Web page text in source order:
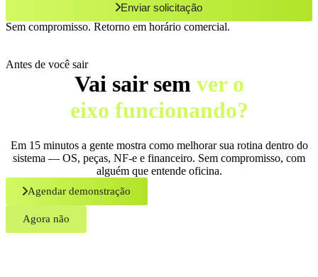
Enviar solicitação
Sem compromisso. Retorno em horário comercial.
Antes de você sair
Vai sair sem ver o
eixo funcionando?
Em 15 minutos a gente mostra como melhorar sua rotina dentro do
sistema — OS, peças, NF-e e financeiro. Sem compromisso, com
alguém que entende oficina.
Agendar demonstração
Agora não